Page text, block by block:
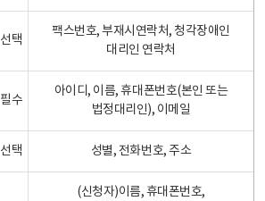
선택
팩스번호, 부재시연락처, 청각장애인
대리인 연락처
필수
아이디, 이름, 휴대폰번호(본인 또는
법정대리인), 이메일
선택 성별, 전화번호, 주소
(신청자)이름, 휴대폰번호,